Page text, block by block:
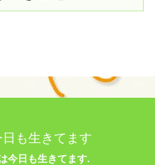
も生きてます
今日も生きてます.